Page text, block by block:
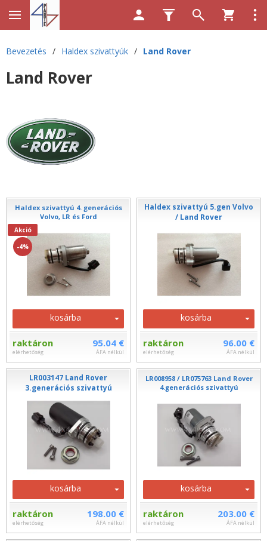
Bevezetés / Haldex szivattyúk / Land Rover
Land Rover
Haldex szivattyú 4. generációs
Volvo, LR és Ford
Akció
-4%
kosárba
raktáron
elérhetőség
95.04 €
ÁFA nélkül
Haldex szivattyú 5.gen Volvo
/ Land Rover
kosárba
raktáron
elérhetőség
96.00 €
ÁFA nélkül
LR003147 Land Rover
3.generációs szivattyú
kosárba
raktáron
elérhetőség
198.00 €
ÁFA nélkül
LR008958 / LR075763 Land Rover
4.generációs szivattyú
kosárba
raktáron
elérhetőség
203.00 €
ÁFA nélkül